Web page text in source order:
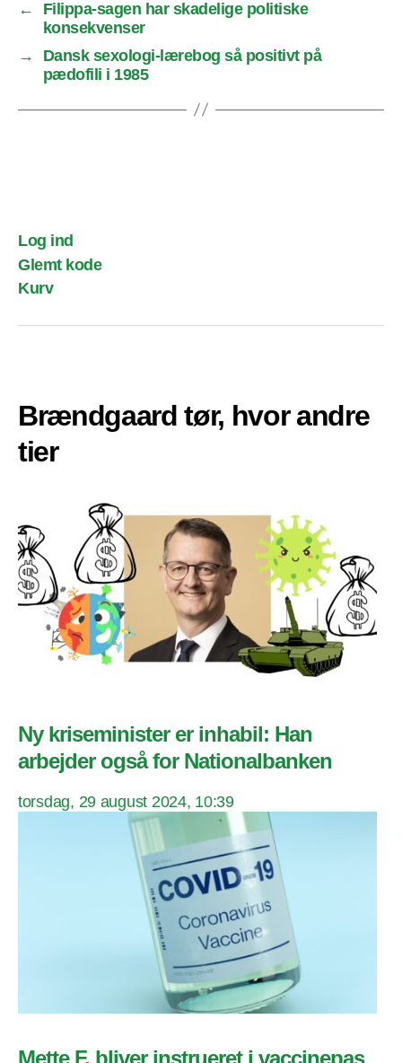
←
Filippa-sagen har skadelige politiske
konsekvenser
→
Dansk sexologi-lærebog så positivt på
pædofili i 1985
Log ind
Glemt kode
Kurv
Brændgaard tør, hvor andre
tier
Ny kriseminister er inhabil: Han
arbejder også for Nationalbanken
torsdag, 29 august 2024, 10:39